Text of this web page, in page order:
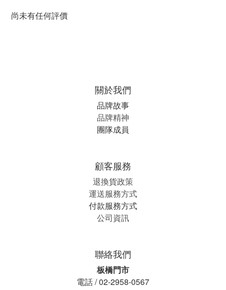
尚未有任何評價
關於我們
品牌故事
品牌精神
團隊成員
顧客服務
退換貨政策
運送服務方式
付款服務方式
公司資訊
聯絡我們
板橋門市
電話 / 02-2958-0567